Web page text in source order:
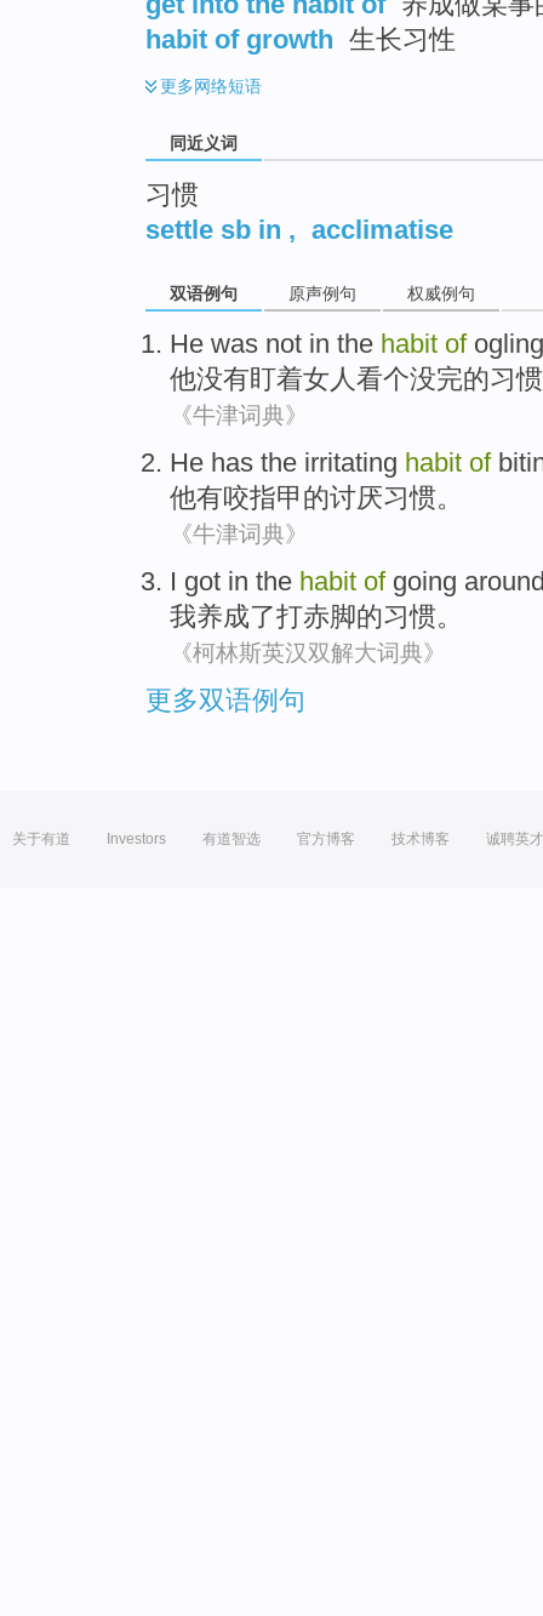
habit of growth 生长习性
更多网络短语
同近义词
习惯
settle sb in , acclimatise
双语例句 原声例句 权威例句
He was not in the habit of ogling
他没有盯着女人看个没完的习惯
《牛津词典》
He has the irritating habit of
他有咬指甲 的讨厌习惯。
《牛津词典》
I got in the habit of going
我养成了打赤脚的习惯。
《柯林斯英汉双解大词典》
更多双语例句
关于有道 Investors 有道智选 官方博客 技术博客 诚聘英才